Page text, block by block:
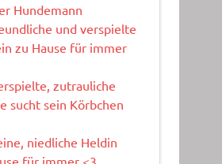
Hundemann
und verspielte
zu Hause für immer
zutrauliche
sucht sein Körbchen
niedliche Heldin